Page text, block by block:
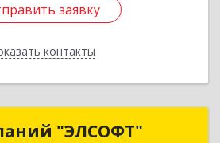
заявку
контакты
заявку
Назад
"ЭЛСОФТ"
компаний "ЭЛСОФТ"